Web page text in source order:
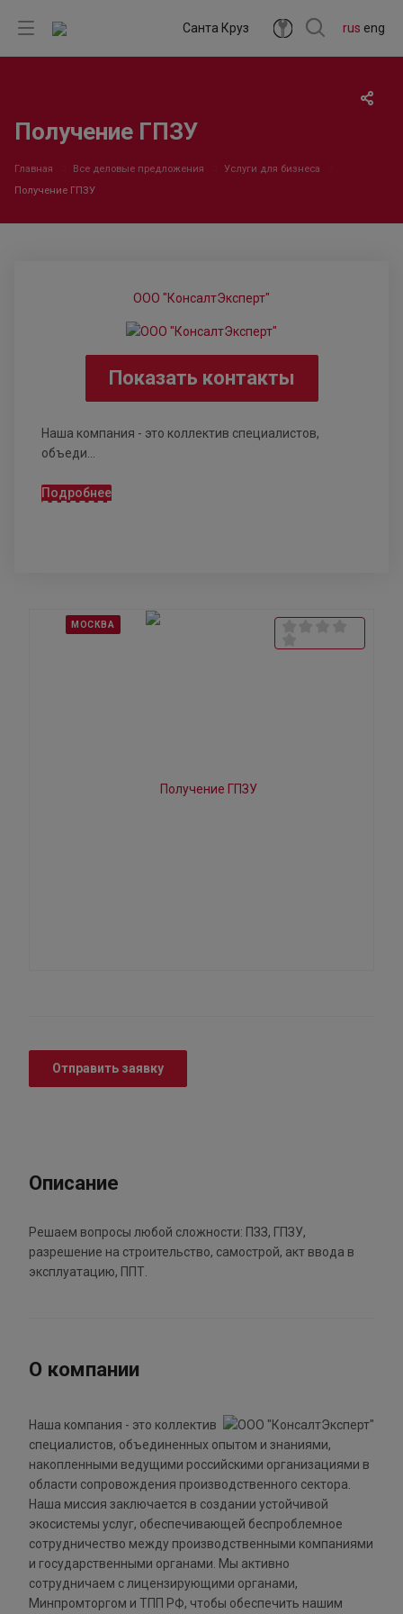
rus eng
Санта Круз
Получение ГПЗУ
Главная Все деловые предложения
Услуги для бизнеса
Получение ГПЗУ
ООО "КонсалтЭксперт"
Показать контакты
Наша компания - это коллектив специалистов,
объеди...
Подробнее
МОСКВА
Отправить заявку
Описание
Решаем вопросы любой сложности: ПЗЗ, ГПЗУ,
разрешение на строительство, самострой, акт ввода в
эксплуатацию, ППТ.
О компании
Наша компания - это коллектив
специалистов, объединенных опытом и знаниями,
накопленными ведущими российскими организациями в
области сопровождения производственного сектора.
Наша миссия заключается в создании устойчивой
экосистемы услуг, обеспечивающей беспроблемное
сотрудничество между производственными компаниями
и государственными органами. Мы активно
сотрудничаем с лицензирующими органами,
Минпромторгом и ТПП РФ, чтобы обеспечить нашим